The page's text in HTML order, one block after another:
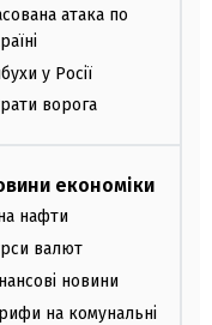
атака по
у Росії
ворога
економіки
нафти
валют
новини
на комунальні